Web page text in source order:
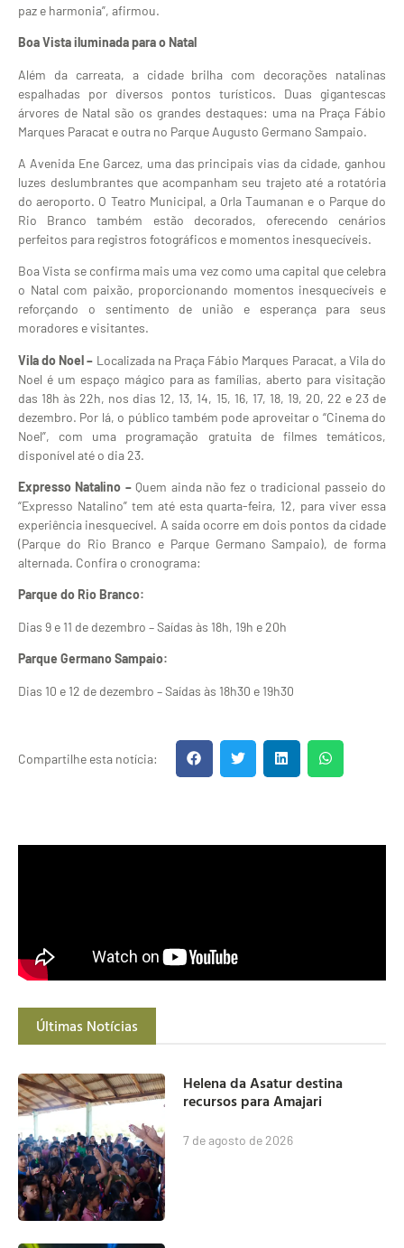
paz e harmonia”, afirmou.
Boa Vista iluminada para o Natal
Além da carreata, a cidade brilha com decorações natalinas
espalhadas por diversos pontos turísticos. Duas gigantescas
árvores de Natal são os grandes destaques: uma na Praça Fábio
Marques Paracat e outra no Parque Augusto Germano Sampaio.
A Avenida Ene Garcez, uma das principais vias da cidade, ganhou
luzes deslumbrantes que acompanham seu trajeto até a rotatória
do aeroporto. O Teatro Municipal, a Orla Taumanan e o Parque do
Rio Branco também estão decorados, oferecendo cenários
perfeitos para registros fotográficos e momentos inesquecíveis.
Boa Vista se confirma mais uma vez como uma capital que celebra
o Natal com paixão, proporcionando momentos inesquecíveis e
reforçando o sentimento de união e esperança para seus
moradores e visitantes.
Vila do Noel – Localizada na Praça Fábio Marques Paracat, a Vila do
Noel é um espaço mágico para as famílias, aberto para visitação
das 18h às 22h, nos dias 12, 13, 14, 15, 16, 17, 18, 19, 20, 22 e 23 de
dezembro. Por lá, o público também pode aproveitar o “Cinema do
Noel”, com uma programação gratuita de filmes temáticos,
disponível até o dia 23.
Expresso Natalino –Quem ainda não fez o tradicional passeio do
“Expresso Natalino” tem até esta quarta-feira, 12, para viver essa
experiência inesquecível. A saída ocorre em dois pontos da cidade
(Parque do Rio Branco e Parque Germano Sampaio), de forma
alternada. Confira o cronograma:
Parque do Rio Branco:
Dias 9 e 11 de dezembro – Saídas às 18h, 19h e 20h
Parque Germano Sampaio:
Dias 10 e 12 de dezembro – Saídas às 18h30 e 19h30
Compartilhe esta notícia:
Últimas Notícias
Helena da Asatur destina
recursos para Amajari
7 de agosto de 2026